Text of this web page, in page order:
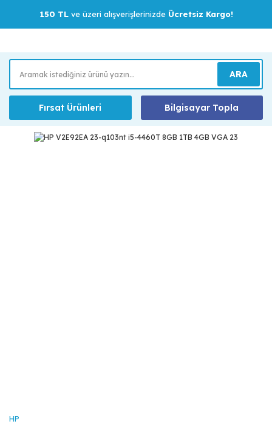
150 TLve üzeri alışverişlerinizde Ücretsiz Kargo!
ARA
Fırsat Ürünleri Bilgisayar Topla
HP